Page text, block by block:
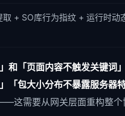
取 + SO库行为指纹 + 运行时动
和「页面内容不触发关键词
包大小分布不暴露服务器
这需要从网关层面重构整个